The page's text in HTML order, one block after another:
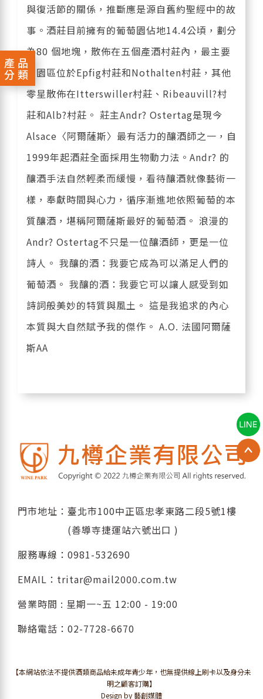
產品
分類
與復活節的關係，推斷應是源自舊約聖經中的故
事。酒莊目前擁有的葡萄園佔地14.4公頃，劃分
為80 個地塊，散佈在五個產酒村莊內，最主要
的園區位於Epfig村莊和Nothalten村莊，其他
零星散佈在Itterswiller村莊、Ribeauvill?村
莊和Alb?村莊。 莊主Andr? Ostertag是現今
Alsace〈阿爾薩斯〉最有活力的釀酒師之一，自
1999年起酒莊全面採用生物動力法。Andr? 的
釀酒手法自然輕柔而緩慢，看待釀酒就像藝術一
樣，奉獻時間與心力，循序漸進地依照葡萄的本
質釀酒，堪稱阿爾薩斯最好的葡萄酒。 浪漫的
Andr? Ostertag不只是一位釀酒師，更是一位
詩人。 我釀的酒：我要它成為可以滿足人們的
葡萄酒。 我釀的酒：我要它可以讓人感受到如
詩詞般美妙的特質與風土。 這是我追求的內心
本質與大自然賦予我的傑作。 A.O. 法國阿爾薩
斯AA
門市地址：臺北市100中正區忠孝東路二段5號1樓
(善導寺捷運站六號出口 )
服務專線： 0981-532690
EMAIL： tritar@mail2000.com.tw
營業時間 : 星期一~五 12:00 - 19:00
聯絡電話： 02-7728-6670
【本網站依法不提供酒類商品給未成年青少年，也無提供線上刷卡以及身分未
明之顧客訂購】
Design by 藝創媒體